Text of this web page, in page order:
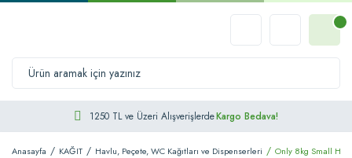
1250 TL ve Üzeri AlışverişlerdeKargo Bedava!
Anasayfa KAĞIT Havlu, Peçete, WC Kağıtları ve Dispenserleri Only 8kg Small